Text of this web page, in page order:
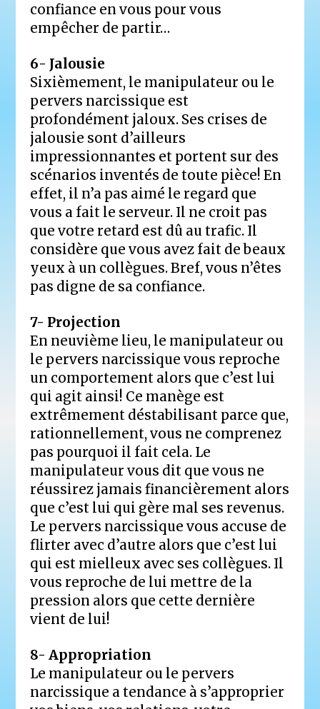
confiance en vous pour vous
empêcher de partir…
6- Jalousie
Sixièmement, le manipulateur ou le
pervers narcissique est
profondément jaloux. Ses crises de
jalousie sont d’ailleurs
impressionnantes et portent sur des
scénarios inventés de toute pièce! En
effet, il n’a pas aimé le regard que
vous a fait le serveur. Il ne croit pas
que votre retard est dû au trafic. Il
considère que vous avez fait de beaux
yeux à un collègues. Bref, vous n’êtes
pas digne de sa confiance.
7- Projection
En neuvième lieu, le manipulateur ou
le pervers narcissique vous reproche
un comportement alors que c’est lui
qui agit ainsi! Ce manège est
extrêmement déstabilisant parce que,
rationnellement, vous ne comprenez
pas pourquoi il fait cela. Le
manipulateur vous dit que vous ne
réussirez jamais financièrement alors
que c’est lui qui gère mal ses revenus.
Le pervers narcissique vous accuse de
flirter avec d’autre alors que c’est lui
qui est mielleux avec ses collègues. Il
vous reproche de lui mettre de la
pression alors que cette dernière
vient de lui!
8- Appropriation
Le manipulateur ou le pervers
narcissique a tendance à s’approprier